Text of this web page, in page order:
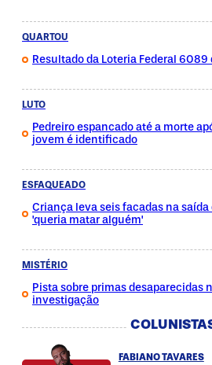
QUARTOU
Resultado da Loteria Federal
LUTO
Pedreiro espancado até a morte
jovem é identificado
ESFAQUEADO
Criança leva seis facadas na
'queria matar alguém'
MISTÉRIO
Pista sobre primas desaparecidas
investigação
FABIANO TAVARES